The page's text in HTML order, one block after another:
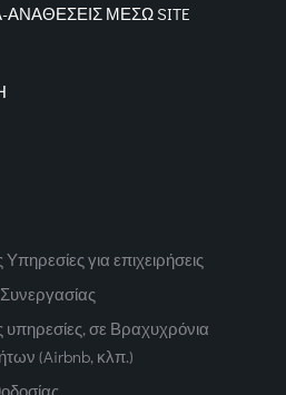
ΑΝΑΘΕΣΕΙΣ ΜΕΣΩ SITE
για επιχειρήσεις
υπηρεσίες, σε Βραχυχρόνια
(Airbnb, κλπ.)